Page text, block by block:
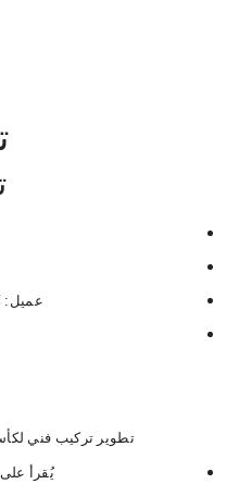
عميل:
تطوير تركيب فني لكأس
يُقرأ